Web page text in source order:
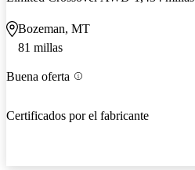
Bozeman, MT
81 millas
Buena oferta
Certificados por el fabricante